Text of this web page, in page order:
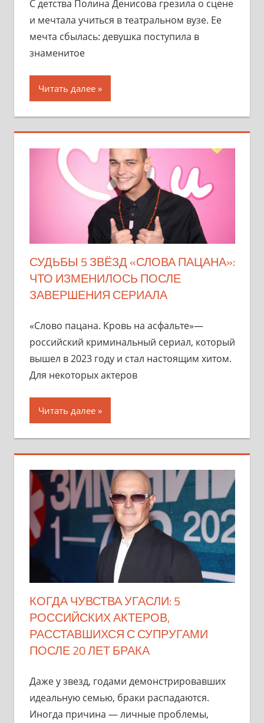
С детства Полина Денисова грезила о сцене
и мечтала учиться в театральном вузе. Ее
мечта сбылась: девушка поступила в
знаменитое
Читать далее
СУДЬБЫ 5 ЗВЁЗД «СЛОВА ПАЦАНА»:
ЧТО ИЗМЕНИЛОСЬ ПОСЛЕ
ЗАВЕРШЕНИЯ СЕРИАЛА
«Слово пацана. Кровь на асфальте»—
российский криминальный сериал, который
вышел в 2023 году и стал настоящим хитом.
Для некоторых актеров
Читать далее
КОГДА ЧУВСТВА УГАСЛИ: 5
РОССИЙСКИХ АКТЕРОВ,
РАССТАВШИХСЯ С СУПРУГАМИ
ПОСЛЕ 20 ЛЕТ БРАКА
Даже у звезд, годами демонстрировавших
идеальную семью, браки распадаются.
Иногда причина — личные проблемы,